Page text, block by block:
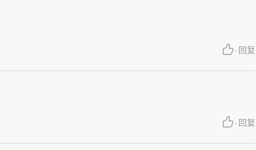
损伤，尤其是破坏骨骼和神经，等察觉到
· 回复
· 回复